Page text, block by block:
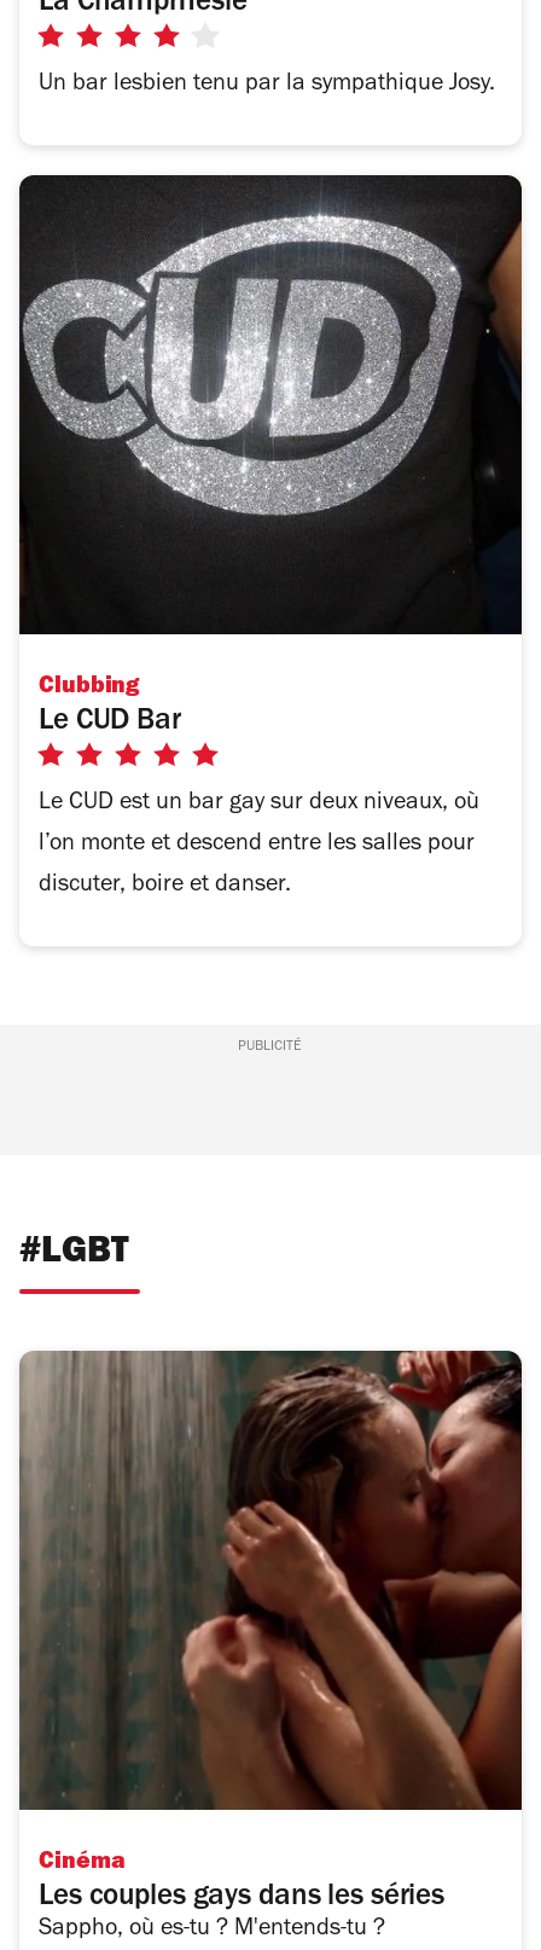
4
sur
Un bar lesbien tenu par la sympathique Josy.
Clubbing
Le CUD Bar
5
sur
étoiles
Le CUD est un bar gay sur deux niveaux, où
l’on monte et descend entre les salles pour
discuter, boire et danser.
PUBLICITÉ
#LGBT
Cinéma
Les couples gays dans les séries
Sappho, où es-tu ? M'entends-tu ?